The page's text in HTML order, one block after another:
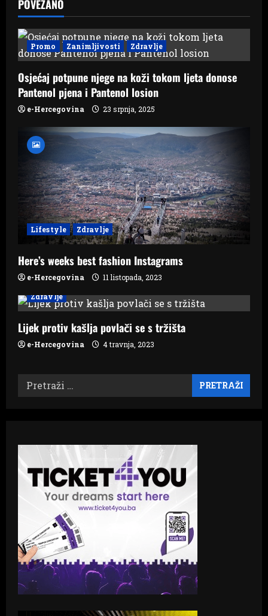
i
g
a
t
n
POVEZANO
Promo Zanimljivosti Zdravlje
Osjećaj potpune njege na koži tokom ljeta donose
Pantenol pjena i Pantenol losion
e-Hercegovina 23 srpnja, 2025
Lifestyle Zdravlje
Here’s weeks best fashion Instagrams
e-Hercegovina
11 listopada, 2023
Zdravlje
Lijek protiv kašlja povlači se s tržišta
e-Hercegovina 4 travnja, 2023
Pretraži: